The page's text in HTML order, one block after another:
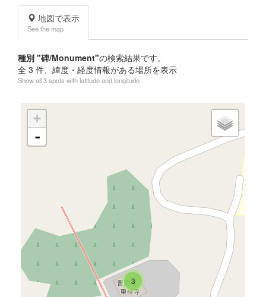
地図で表示
See the map
種別 "碑/Monument"の検索結果です。
全 3 件、緯度・経度情報がある場所を表示
Show all 3 spots with latitude and longitude
3
+
-